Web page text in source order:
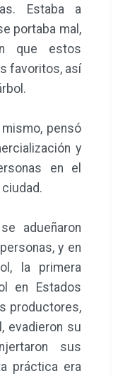
Estaba a
portaba mal,
que estos
favoritos, así
pensó
y
en el
adueñaron
y en
la primera
en Estados
productores,
evadieron su
sus
práctica era